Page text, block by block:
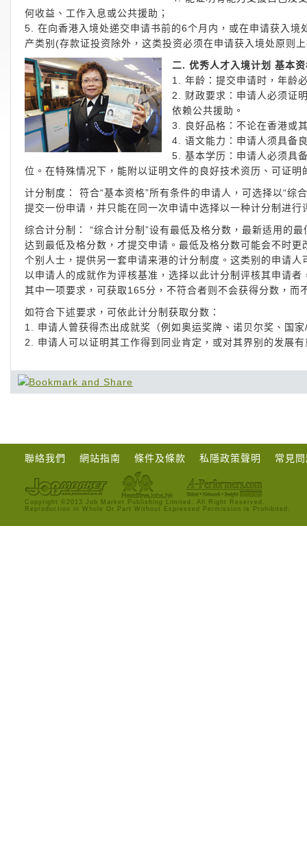
何收益、工作入息或公共援助；
5. 在向香港入境处递交申请书前的6个月内，或在申请获入
产类别(存款证投资除外，这类投资必须在申请获入境处原则
二. 优秀人才入境计划 基本
1. 年龄：提交申请时，年龄
2. 财政要求：申请人必须证
依赖公共援助。
3. 良好品格：不论在香港或
4. 语文能力：申请人须具备
5. 基本学历：申请人必须具
位。在特殊情况下，能附以证明文件的良好技术资历、可证
计分制度： 符合“基本资格”所有条件的申请人，可选择以“综
提交一份申请，并只能在同一次申请中选择以一种计分制进行
综合计分制： “综合计分制”设有最低及格分数，最新适用的
达到最低及格分数，才提交申请。最低及格分数可能会不时
个别人士，提供另一套申请来港的计分制度。这类别的申请
以申请人的成就作为评核基准，选择以此计分制评核其申请
其中一项要求，可获取165分，不符合者则不会获得分数，而
如符合下述要求，可依此计分制获取分数：
1. 申请人曾获得杰出成就奖（例如奥运奖牌、诺贝尔奖、国
2. 申请人可以证明其工作得到同业肯定，或对其界别的发展
聯絡我們 網站指南 條件及條款 私隱政策聲明 常見
Copyright ©2013 Job Market Publishing Limited. All Right Reserved.
Reproduction in Whole Or Part Without Expressed Permission is Prohibited.